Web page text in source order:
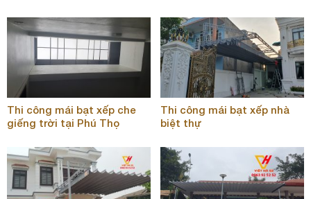
Thi công mái bạt xếp che
giếng trời tại Phú Thọ
Thi công mái bạt xếp nhà
biệt thự